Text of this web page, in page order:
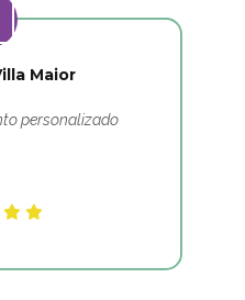
Maior
personalizado